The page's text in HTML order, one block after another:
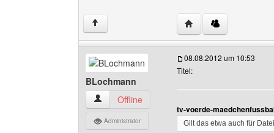
↑ Website dieses
BLochmann
BLochmann Benutzer-Profile anzeigen
Offline
Administrator
08.08.2012 um 10:53
Titel:
tv-voerde-
Gilt das etwa auch für